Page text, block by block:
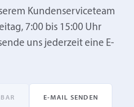
Kundenserviceteam
7:00 bis 15:00 Uhr
uns jederzeit eine E-
E‑MAIL SENDEN